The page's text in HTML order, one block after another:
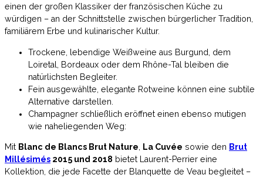
einen der großen Klassiker der französischen Küche zu
würdigen – an der Schnittstelle zwischen bürgerlicher Tradition,
familiärem Erbe und kulinarischer Kultur.
Trockene, lebendige Weißweine aus Burgund, dem
Loiretal, Bordeaux oder dem Rhône-Tal bleiben die
natürlichsten Begleiter.
Fein ausgewählte, elegante Rotweine können eine subtile
Alternative darstellen.
Champagner schließlich eröffnet einen ebenso mutigen
wie naheliegenden Weg:
Mit Blanc de Blancs Brut Nature La Cuvée sowie den Brut
Millésimés 2015 und 2018 bietet Laurent-Perrier eine
Kollektion, die jede Facette der Blanquette de Veau begleitet –